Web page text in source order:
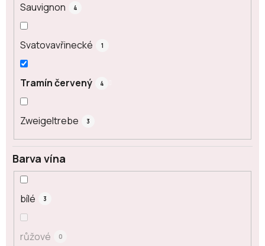
Sauvignon 4
Svatovavřinecké 1
Tramín červený 4
Zweigeltrebe 3
Barva vína
bílé 3
růžové 0